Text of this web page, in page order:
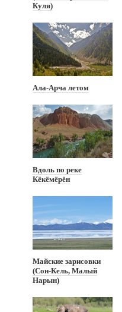
Куля)
Ала-Арча летом
Вдоль по реке
Кёкёмёрён
Майские зарисовки
(Сон-Кель, Малый
Нарын)